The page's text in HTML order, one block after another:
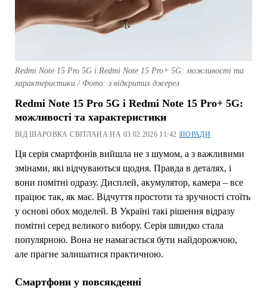
Redmi Note 15 Pro 5G і Redmi Note 15 Pro+ 5G: можливості та
характеристики / Фото: з відкритих джерел
Redmi Note 15 Pro 5G і Redmi Note 15 Pro+ 5G:
можливості та характеристики
ВІД ШАРОВКА СВІТЛАНА НА 03.02.2026 11:42 |ПОРАДИ
Ця серія смартфонів вийшла не з шумом, а з важливими
змінами, які відчуваються щодня. Правда в деталях, і
вони помітні одразу. Дисплей, акумулятор, камера – все
працює так, як має. Відчуття простоти та зручності стоїть
у основі обох моделей. В Україні такі рішення відразу
помітні серед великого вибору. Серія швидко стала
популярною. Вона не намагається бути найдорожчою,
але прагне залишатися практичною.
Смартфони у повсякденні